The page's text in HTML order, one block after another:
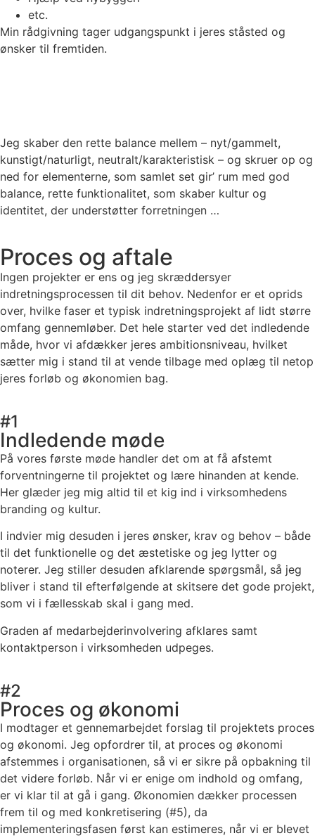
etc.
Min rådgivning tager udgangspunkt i jeres ståsted og
ønsker til fremtiden.
Jeg skaber den rette balance mellem – nyt/gammelt,
kunstigt/naturligt, neutralt/karakteristisk – og skruer op og
ned for elementerne, som samlet set gir’ rum med god
balance, rette funktionalitet, som skaber kultur og
identitet, der understøtter forretningen …
Proces og aftale
Ingen projekter er ens og jeg skræddersyer
indretningsprocessen til dit behov. Nedenfor er et oprids
over, hvilke faser et typisk indretningsprojekt af lidt større
omfang gennemløber. Det hele starter ved det indledende
måde, hvor vi afdækker jeres ambitionsniveau, hvilket
sætter mig i stand til at vende tilbage med oplæg til netop
jeres forløb og økonomien bag.
#1
Indledende møde
På vores første møde handler det om at få afstemt
forventningerne til projektet og lære hinanden at kende.
Her glæder jeg mig altid til et kig ind i virksomhedens
branding og kultur.
I indvier mig desuden i jeres ønsker, krav og behov – både
til det funktionelle og det æstetiske og jeg lytter og
noterer. Jeg stiller desuden afklarende spørgsmål, så jeg
bliver i stand til efterfølgende at skitsere det gode projekt,
som vi i fællesskab skal i gang med.
Graden af medarbejderinvolvering afklares samt
kontaktperson i virksomheden udpeges.
#2
Proces og økonomi
I modtager et gennemarbejdet forslag til projektets proces
og økonomi. Jeg opfordrer til, at proces og økonomi
afstemmes i organisationen, så vi er sikre på opbakning til
det videre forløb. Når vi er enige om indhold og omfang,
er vi klar til at gå i gang. Økonomien dækker processen
frem til og med konkretisering (#5), da
implementeringsfasen først kan estimeres, når vi er blevet